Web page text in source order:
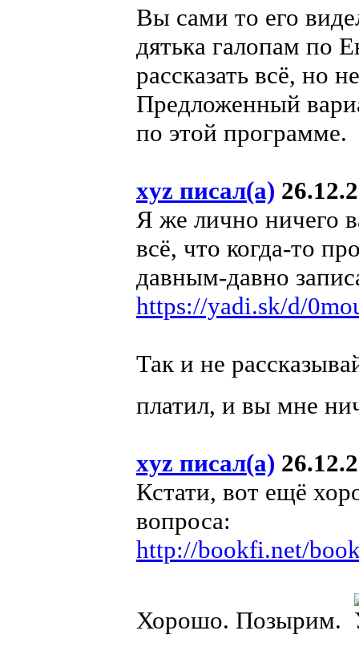
Вы сами то его
дятька галопам по
рассказать всё, но
Предложенный
по этой программе.
xyz писал(а)
Я же лично ничего
всё, что когда-то
давным-давно
https://yadi.sk/d/
Так и не
платил, и вы мне
xyz писал(а)
Кстати, вот ещё
вопроса:
http://bookfi.net/
Хорошо. Позырим.